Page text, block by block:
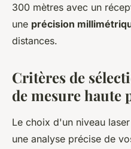
300 mètres avec un
une précision
distances.
Critères de
de mesure haute
Le choix d'un niveau
une analyse précise de